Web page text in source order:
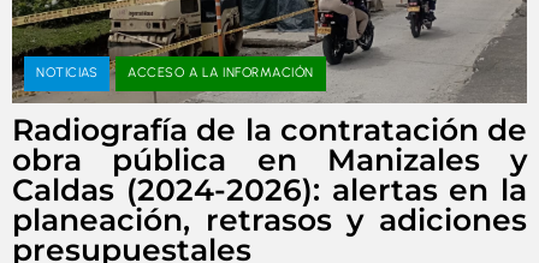
NOTICIAS ACCESO A LA INFORMACIÓN
Radiografía de la contratación de
obra pública en Manizales y
Caldas (2024-2026): alertas en la
planeación, retrasos y adiciones
presupuestales